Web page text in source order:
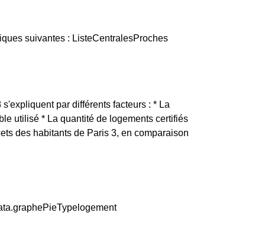
suivantes : ListeCentralesProches
par différents facteurs : * La
utilisé * La quantité de logements certifiés
des habitants de Paris 3, en comparaison